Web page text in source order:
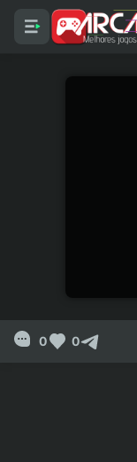
0 0